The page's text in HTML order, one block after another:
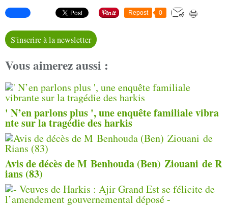
Repost 0
S'inscrire à la newsletter
Vous aimerez aussi :
' N’en parlons plus ', une enquête familiale vibra
nte sur la tragédie des harkis
Avis de décès de M Benhouda (Ben) Ziouani de R
ians (83)